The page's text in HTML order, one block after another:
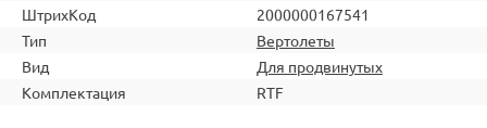
ШтрихКод
2000000167541
Тип
Вертолеты
Вид
Для продвинутых
Комплектация
RTF